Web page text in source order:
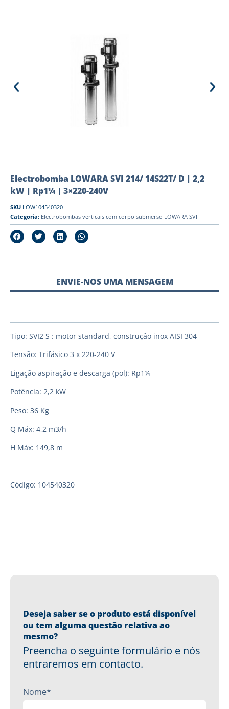
Electrobomba LOWARA SVI 214/ 14S22T/ D | 2,2
kW | Rp1¼ | 3×220-240V
SKU LOW104540320
Categoria: Electrobombas verticais com corpo submerso LOWARA SVI
ENVIE-NOS UMA MENSAGEM
Tipo: SVI2 S : motor standard, construçâo inox AISI 304
Tensão: Trifásico 3 x 220-240 V
Ligação aspiração e descarga (pol): Rp1¼
Potência: 2,2 kW
Peso: 36 Kg
Q Máx: 4,2 m3/h
H Máx: 149,8 m
Código: 104540320
Deseja saber se o produto está disponível
ou tem alguma questão relativa ao
mesmo?
Preencha o seguinte formulário e nós
entraremos em contacto.
Nome*